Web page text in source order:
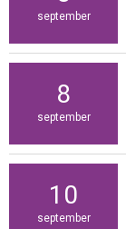
september
8
september
10
september